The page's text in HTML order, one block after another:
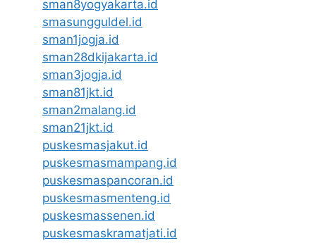
sman8yogyakarta.id
smasungguldel.id
sman1jogja.id
sman28dkijakarta.id
sman3jogja.id
sman81jkt.id
sman2malang.id
sman21jkt.id
puskesmasjakut.id
puskesmasmampang.id
puskesmaspancoran.id
puskesmasmenteng.id
puskesmassenen.id
puskesmaskramatjati.id